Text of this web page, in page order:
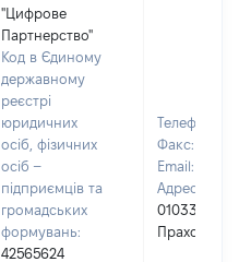
"Цифрове
Партнерство"
Код в Єдиному
державному
реєстрі
юридичних
осіб, фізичних
осіб –
підприємців та
громадських
формувань:
42565624
Телефон:
Факс:
Email:
Адреса
01033,
Прахових